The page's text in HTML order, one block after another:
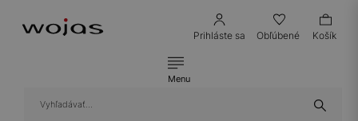
Prihláste sa Obľúbené Košík
Menu